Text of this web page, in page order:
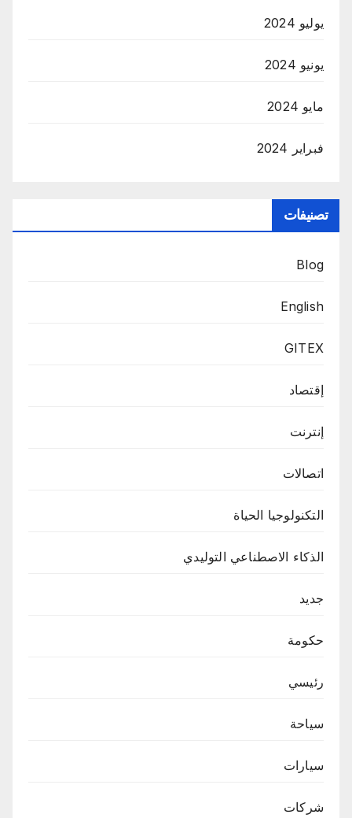
يوليو 2024
يونيو 2024
مايو 2024
فبراير 2024
تصنيفات
Blog
English
GITEX
إقتصاد
إنترنت
اتصالات
التكنولوجيا الحياة
الذكاء الاصطناعي التوليدي
جديد
حكومة
رئيسي
سياحة
سيارات
شركات